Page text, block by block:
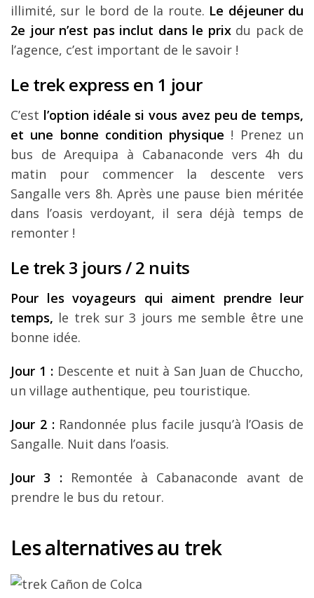
illimité, sur le bord de la route. Le déjeuner du
2e jour n’est pas inclut dans le prixdu pack de
l’agence, c’est important de le savoir !
Le trek express en 1 jour
C’est l’option idéale si vous avez peu de temps,
et une bonne condition physique ! Prenez un
bus de Arequipa à Cabanaconde vers 4h du
matin pour commencer la descente vers
Sangalle vers 8h. Après une pause bien méritée
dans l’oasis verdoyant, il sera déjà temps de
remonter !
Le trek 3 jours / 2 nuits
Pour les voyageurs qui aiment prendre leur
temps, le trek sur 3 jours me semble être une
bonne idée.
Jour 1 :Descente et nuit à San Juan de Chuccho,
un village authentique, peu touristique.
Jour 2 :Randonnée plus facile jusqu’à l’Oasis de
Sangalle. Nuit dans l’oasis.
Jour 3 :Remontée à Cabanaconde avant de
prendre le bus du retour.
Les alternatives au trek